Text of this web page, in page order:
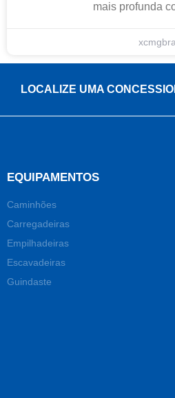
mais profunda
LOCALIZE UMA
EQUIPAMENTOS
Caminhões
Carregadeiras
Empilhadeiras
Escavadeiras
Guindaste